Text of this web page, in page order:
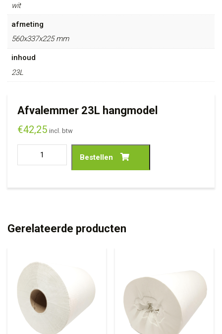
wit
afmeting
560x337x225 mm
inhoud
23L
Afvalemmer 23L hangmodel
€42,25 incl. btw
Bestellen
Gerelateerde producten